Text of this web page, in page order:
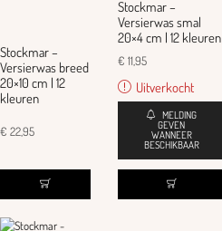
Stockmar –
Versierwas breed
20×10 cm | 12
kleuren
€ 22,95
Stockmar –
Versierwas smal
20×4 cm | 12 kleuren
€ 11,95
Uitverkocht
MELDING
GEVEN
WANNEER
BESCHIKBAAR